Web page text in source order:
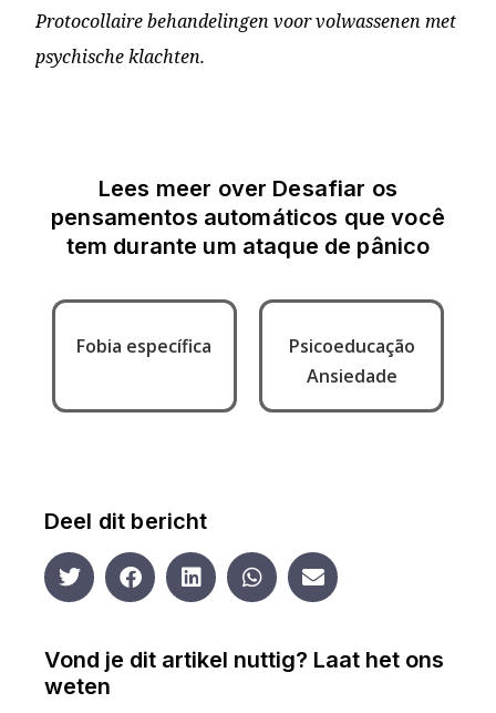
Protocollaire behandelingen voor volwassenen met
psychische klachten.
Lees meer over Desafiar os
pensamentos automáticos que você
tem durante um ataque de pânico
Fobia específica
Psicoeducação
Ansiedade
Deel dit bericht
Vond je dit artikel nuttig? Laat het ons
weten